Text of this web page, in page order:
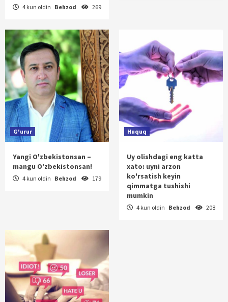
4 kun oldin Behzod 269
G'urur
Yangi O'zbekistonsan –
mangu O'zbekistonsan!
4 kun oldin Behzod 179
Huquq
Uy olishdagi eng katta
xato: uyni arzon
ko'rsatish keyin
qimmatga tushishi
mumkin
4 kun oldin Behzod 208